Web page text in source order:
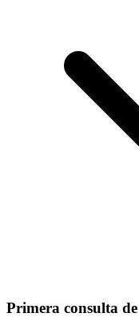
Primera consulta